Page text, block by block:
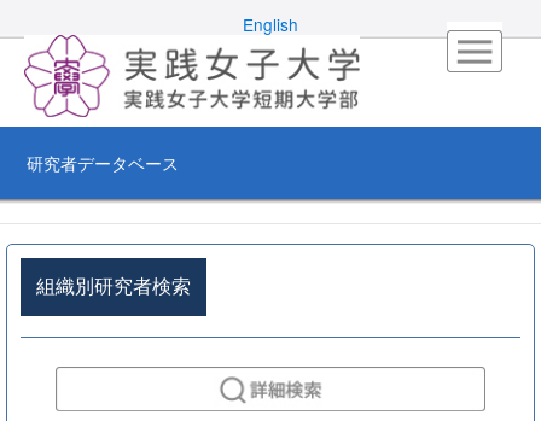
English
研究者データベース
組織別研究者検索